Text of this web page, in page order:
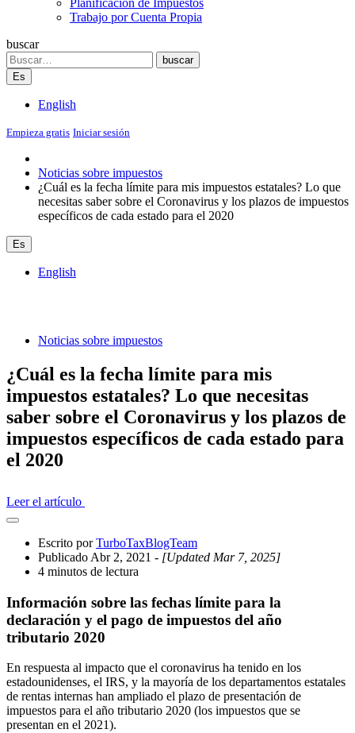
Planificación de Impuestos
Trabajo por Cuenta Propia
buscar
Search
buscar
Es
English
Empieza gratis Iniciar sesión
Noticias sobre impuestos
¿Cuál es la fecha límite para mis impuestos estatales? Lo que
necesitas saber sobre el Coronavirus y los plazos de impuestos
específicos de cada estado para el 2020
Es
English
Noticias sobre impuestos
¿Cuál es la fecha límite para mis
impuestos estatales? Lo que necesitas
saber sobre el Coronavirus y los plazos de
impuestos específicos de cada estado para
el 2020
Leer el artículo
Abrir
cajón
compartido
Escrito porTurboTaxBlogTeam
Publicado Abr 2, 2021 - [Updated Mar 7, 2025]
4 minutos de lectura
Información sobre las fechas límite para la
declaración y el pago de impuestos del año
tributario 2020
En respuesta al impacto que el coronavirus ha tenido en los
estadounidenses, el IRS, y la mayoría de los departamentos estatales
de rentas internas han ampliado el plazo de presentación de
impuestos para el año tributario 2020 (los impuestos que se
presentan en el 2021).